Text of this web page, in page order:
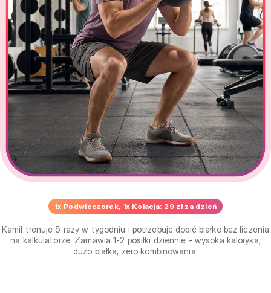
1x Podwieczorek, 1x Kolacja: 29 zł za dzień
Kamil trenuje 5 razy w tygodniu i potrzebuje dobić białko bez liczenia
na kalkulatorze. Zamawia 1-2 posiłki dziennie - wysoka kaloryka,
dużo białka, zero kombinowania.